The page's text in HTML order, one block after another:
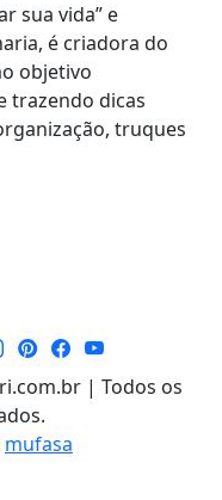
sua vida” e
é criadora do
objetivo
trazendo dicas
truques
| Todos os
mufasa